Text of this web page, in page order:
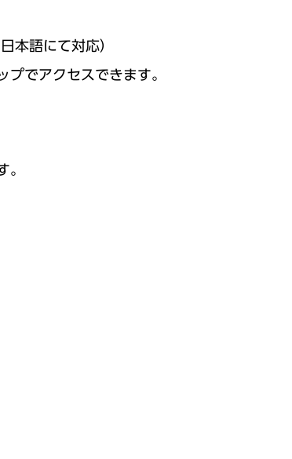
本語にて対応）
でアクセスできます。
。